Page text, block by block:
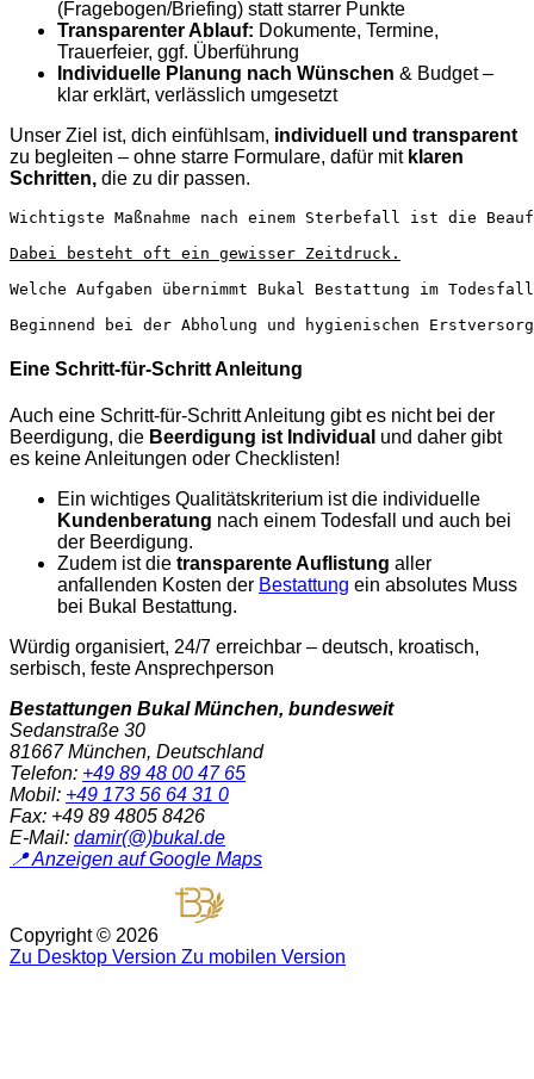
(Fragebogen/Briefing) statt starrer Punkte
Transparenter Ablauf: Dokumente, Termine,
Trauerfeier, ggf. Überführung
Individuelle Planung nach Wünschen & Budget –
klar erklärt, verlässlich umgesetzt
Unser Ziel ist, dich einfühlsam, individuell und transparent
zu begleiten – ohne starre Formulare, dafür mit klaren
Schritten, die zu dir passen.
Wichtigste Maßnahme nach einem Sterbefall ist die
Dabei besteht oft ein gewisser Zeitdruck.
Welche Aufgaben übernimmt Bukal Bestattung im
Beginnend bei der Abholung und hygienischen
Eine Schritt-für-Schritt Anleitung
Auch eine Schritt-für-Schritt Anleitung gibt es nicht bei der
Beerdigung, die Beerdigung ist Individual und daher gibt
es keine Anleitungen oder Checklisten!
Ein wichtiges Qualitätskriterium ist die individuelle
Kundenberatung nach einem Todesfall und auch bei
der Beerdigung.
Zudem ist die transparente Auflistung aller
anfallenden Kosten der Bestattung ein absolutes Muss
bei Bukal Bestattung.
Würdig organisiert, 24/7 erreichbar – deutsch, kroatisch,
serbisch, feste Ansprechperson
Bestattungen Bukal München, bundesweit
Sedanstraße 30
81667 München, Deutschland
Telefon: +49 89 48 00 47 65
Mobil: +49 173 56 64 31 0
Fax: +49 89 4805 8426
E-Mail: damir(@)bukal.de
📍 Anzeigen auf Google Maps
Copyright © 2026
Zu Desktop Version Zu mobilen Version